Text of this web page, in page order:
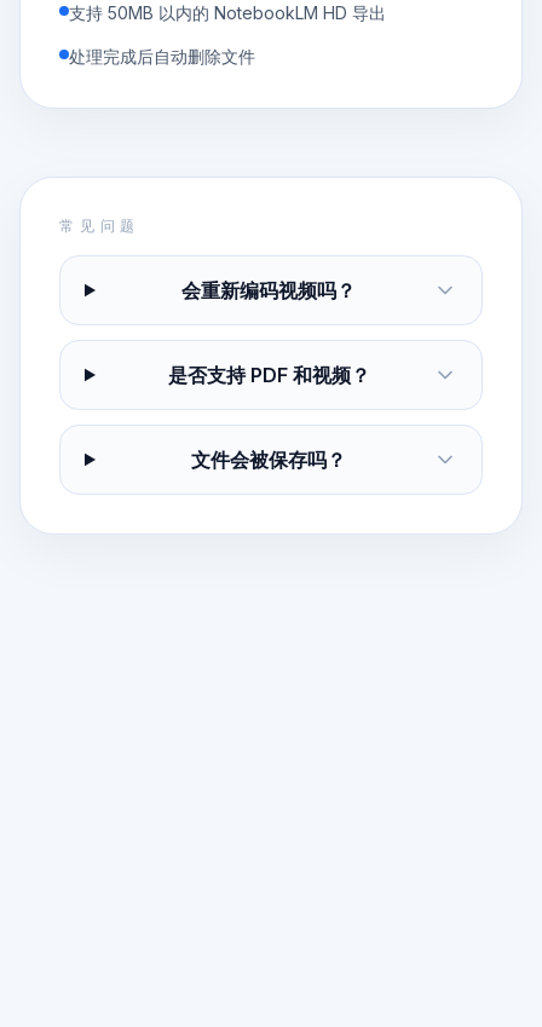
支持 50MB 以内的 NotebookLM HD 导出
处理完成后自动删除文件
常见问题
会重新编码视频吗？
是否支持 PDF 和视频？
文件会被保存吗？